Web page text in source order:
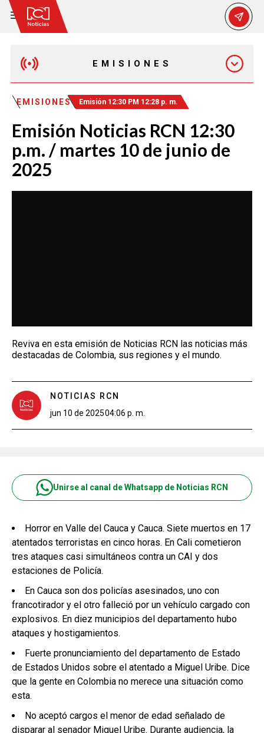
EMISIONES
MAÑANA EXPRESS
EMISIÓN 12:30 PM
EMISIONES Emisión 12:30 PM 12:28 p. m.
Emisión Noticias RCN 12:30
p.m. / martes 10 de junio de
2025
Reviva en esta emisión de Noticias RCN las noticias más
destacadas de Colombia, sus regiones y el mundo.
NOTICIAS RCN
jun 10 de 202504:06 p. m.
Unirse al canal de Whatsapp de Noticias RCN
Horror en Valle del Cauca y Cauca. Siete muertos en 17
atentados terroristas en cinco horas. En Cali cometieron
tres ataques casi simultáneos contra un CAI y dos
estaciones de Policía.
En Cauca son dos policías asesinados, uno con
francotirador y el otro falleció por un vehículo cargado con
explosivos. En diez municipios del departamento hubo
ataques y hostigamientos.
Fuerte pronunciamiento del departamento de Estado
de Estados Unidos sobre el atentado a Miguel Uribe. Dice
que la gente en Colombia no merece una situación como
esta.
No aceptó cargos el menor de edad señalado de
disparar al senador Miguel Uribe. Durante audiencia, la